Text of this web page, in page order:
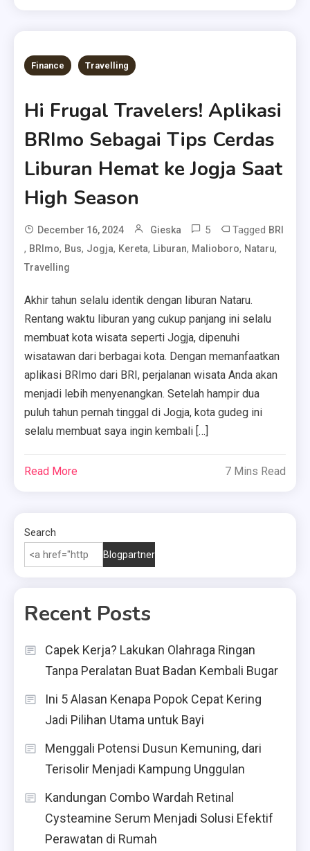
Finance Travelling
Hi Frugal Travelers! Aplikasi
BRImo Sebagai Tips Cerdas
Liburan Hemat ke Jogja Saat
High Season
December 16, 2024 Gieska 5 Tagged BRI
, BRImo, Bus, Jogja, Kereta, Liburan, Malioboro, Nataru,
Travelling
Akhir tahun selalu identik dengan liburan Nataru.
Rentang waktu liburan yang cukup panjang ini selalu
membuat kota wisata seperti Jogja, dipenuhi
wisatawan dari berbagai kota. Dengan memanfaatkan
aplikasi BRImo dari BRI, perjalanan wisata Anda akan
menjadi lebih menyenangkan. Setelah hampir dua
puluh tahun pernah tinggal di Jogja, kota gudeg ini
selalu membuat saya ingin kembali […]
Read More 7 Mins Read
Search
Blogpartner
Recent Posts
Capek Kerja? Lakukan Olahraga Ringan
Tanpa Peralatan Buat Badan Kembali Bugar
Ini 5 Alasan Kenapa Popok Cepat Kering
Jadi Pilihan Utama untuk Bayi
Menggali Potensi Dusun Kemuning, dari
Terisolir Menjadi Kampung Unggulan
Kandungan Combo Wardah Retinal
Cysteamine Serum Menjadi Solusi Efektif
Perawatan di Rumah